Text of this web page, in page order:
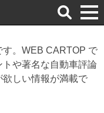
検
索
。WEB CARTOP で
や著名な自動車評論
しい情報が満載で